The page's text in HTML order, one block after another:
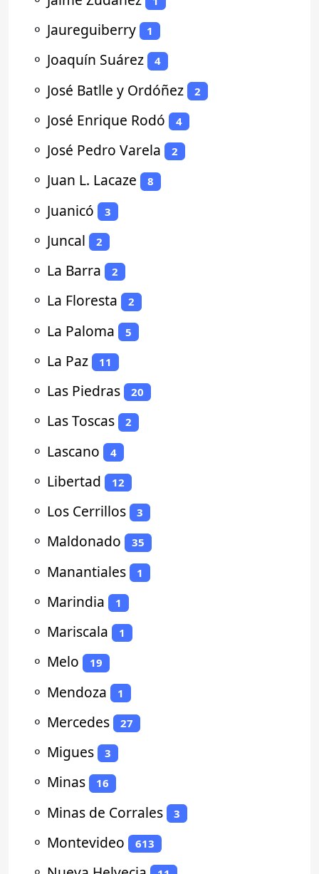
⚬ Jaureguiberry 1
⚬ Joaquín Suárez 4
⚬ José Batlle y Ordóñez 2
⚬ José Enrique Rodó 4
⚬ José Pedro Varela 2
⚬ Juan L. Lacaze 8
⚬ Juanicó 3
⚬ Juncal 2
⚬ La Barra 2
⚬ La Floresta 2
⚬ La Paloma 5
⚬ La Paz 11
⚬ Las Piedras 20
⚬ Las Toscas 2
⚬ Lascano 4
⚬ Libertad 12
⚬ Los Cerrillos 3
⚬ Maldonado 35
⚬ Manantiales 1
⚬ Marindia 1
⚬ Mariscala 1
⚬ Melo 19
⚬ Mendoza 1
⚬ Mercedes 27
⚬ Migues 3
⚬ Minas 16
⚬ Minas de Corrales 3
⚬ Montevideo 613